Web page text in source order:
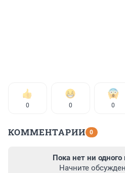
0 0 0
КОММЕНТАРИИ 0
Пока нет ни
Начните